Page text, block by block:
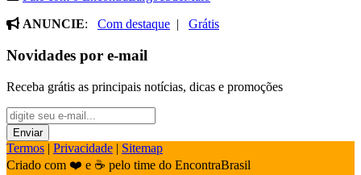
ANUNCIE: Com destaque | Grátis
Novidades por e-mail
Receba grátis as principais notícias, dicas e promoções
Termos | Privacidade | Sitemap
Criado com ❤️ e ☕ pelo time do EncontraBrasil